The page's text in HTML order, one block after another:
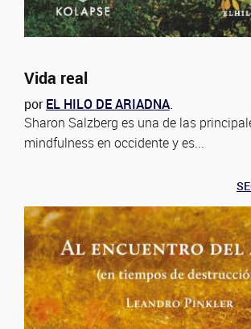
Vida real
porEL HILO DE ARIADNA.
Sharon Salzberg es una de las
mindfulness en occidente y es...